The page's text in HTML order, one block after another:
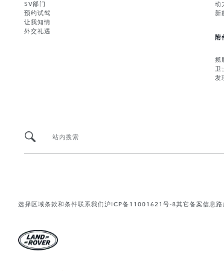
SV部门
预约试驾
让我知情
外交礼遇
动
新
附
揽
卫
发
站内搜索
选择区域条款和条件联系我们沪ICP备11001621号-8其它备案信息